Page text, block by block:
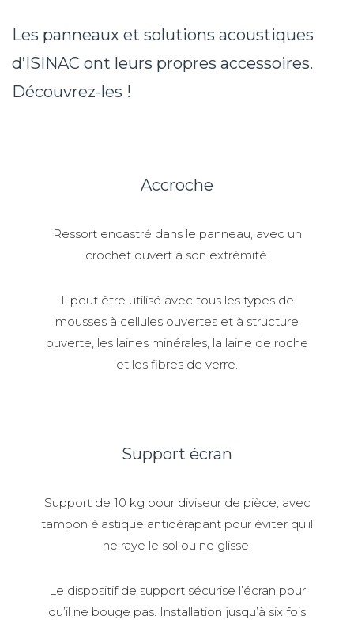
Les panneaux et solutions acoustiques
d’ISINAC ont leurs propres accessoires.
Découvrez-les !
Accroche
Ressort encastré dans le panneau, avec un
crochet ouvert à son extrémité.
Il peut être utilisé avec tous les types de
mousses à cellules ouvertes et à structure
ouverte, les laines minérales, la laine de roche
et les fibres de verre.
Support écran
Support de 10 kg pour diviseur de pièce, avec
tampon élastique antidérapant pour éviter qu’il
ne raye le sol ou ne glisse.
Le dispositif de support sécurise l’écran pour
qu’il ne bouge pas. Installation jusqu’à six fois